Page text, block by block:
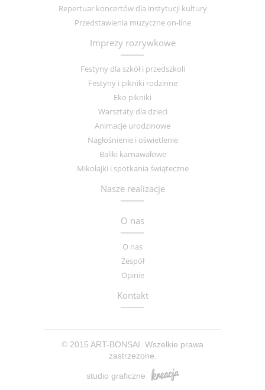
Repertuar koncertów dla instytucji kultury
Przedstawienia muzyczne on-line
Imprezy rozrywkowe
Festyny dla szkół i przedszkoli
Festyny i pikniki rodzinne
Eko pikniki
Warsztaty dla dzieci
Animacje urodzinowe
Nagłośnienie i oświetlenie
Baliki karnawałowe
Mikołajki i spotkania świąteczne
Nasze realizacje
O nas
O nas
Zespół
Opinie
Kontakt
© 2015 ART-BONSAI. Wszelkie prawa
zastrzeżone.
studio graficzne